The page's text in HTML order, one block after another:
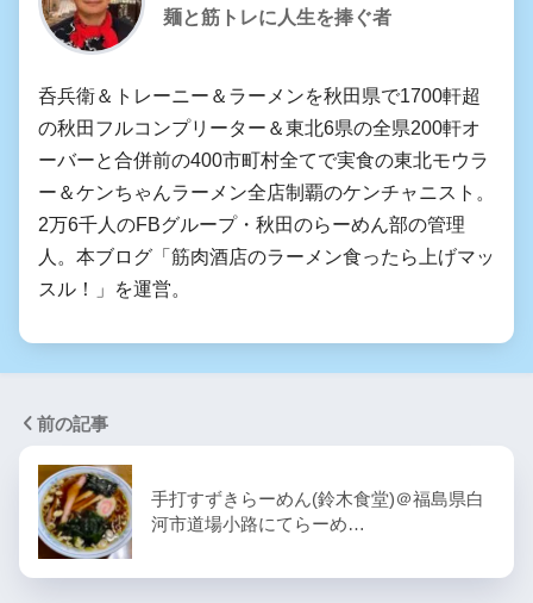
麺と筋トレに人生を捧ぐ者
呑兵衛＆トレーニー＆ラーメンを秋田県で1700軒超
の秋田フルコンプリーター＆東北6県の全県200軒オ
ーバーと合併前の400市町村全てで実食の東北モウラ
ー＆ケンちゃんラーメン全店制覇のケンチャニスト。
2万6千人のFBグループ・秋田のらーめん部の管理
人。本ブログ「筋肉酒店のラーメン食ったら上げマッ
スル！」を運営。
前の記事
手打すずきらーめん(鈴木食堂)＠福島県白
河市道場小路にてらーめ…